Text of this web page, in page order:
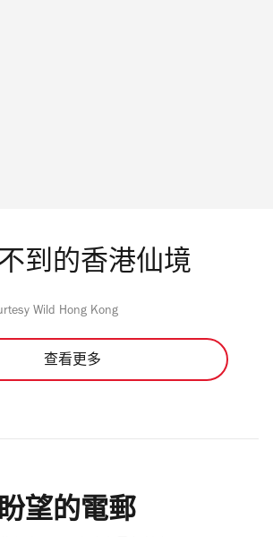
到的香港仙境
Wild Hong Kong
查看更多
望的電郵